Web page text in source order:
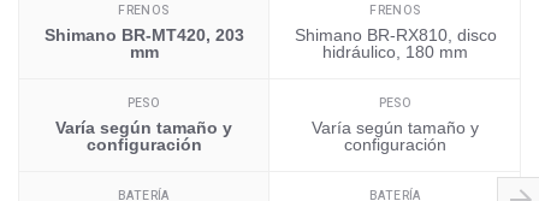
FRENOS
Shimano BR-MT420, 203
mm
PESO
Varía según tamaño y
configuración
BATERÍA
FRENOS
Shimano BR-RX810, disco
hidráulico, 180 mm
PESO
Varía según tamaño y
configuración
BATERÍA